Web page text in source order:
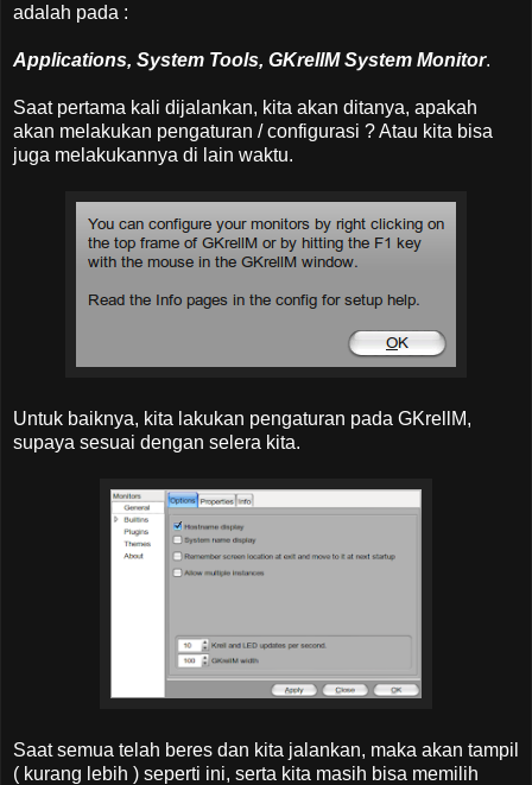
adalah pada :
Applications, System Tools, GKrellM System Monitor.
Saat pertama kali dijalankan, kita akan ditanya, apakah
akan melakukan pengaturan / configurasi ? Atau kita bisa
juga melakukannya di lain waktu.
Untuk baiknya, kita lakukan pengaturan pada GKrellM,
supaya sesuai dengan selera kita.
Saat semua telah beres dan kita jalankan, maka akan tampil
( kurang lebih ) seperti ini, serta kita masih bisa memilih